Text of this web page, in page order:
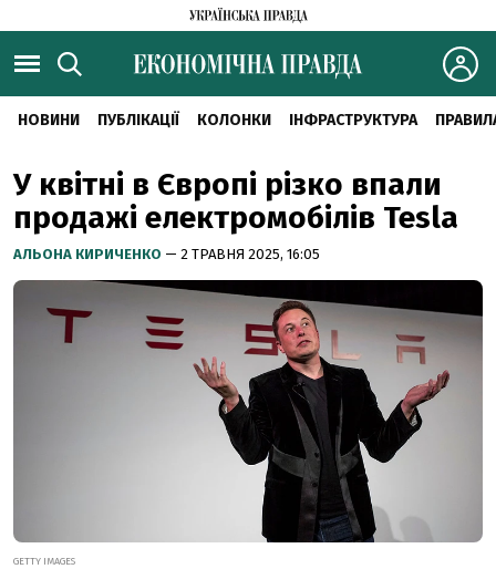
НОВИНИ ПУБЛІКАЦІЇ КОЛОНКИ ІНФРАСТРУКТУРА
У квітні в Європі різко впали
продажі електромобілів Tesla
АЛЬОНА КИРИЧЕНКО — 2 ТРАВНЯ 2025, 16:05
GETTY IMAGES